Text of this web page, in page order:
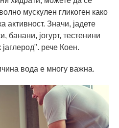
мускулен гликоген како
активност. Значи, јадете
банани, јогурт, тестенини
рече Коен.
вода е многу важна.